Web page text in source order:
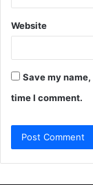
Website
Save my
time I comment.